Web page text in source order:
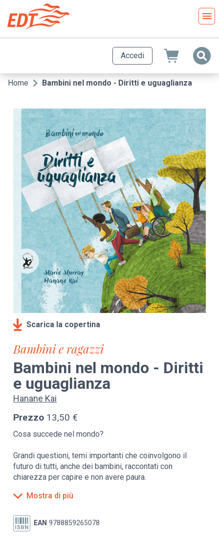
contenuto
principale
Accedi
Briciole
pane
Home Bambini nel mondo - Diritti e uguaglianza
Scarica la copertina
Bambini e ragazzi
Bambini nel mondo - Diritti
e uguaglianza
Hanane Kai
Prezzo 13,50 €
Cosa succede nel mondo?
Grandi questioni, temi importanti che coinvolgono il
futuro di tutti, anche dei bambini, raccontati con
chiarezza per capire e non avere paura.
C’è differenza tra cosa desideriamo e ciò di cui
diritti a permetterci di ottenere ciò che ci serve per
vivere bene, garantendo uguaglianza e pari opportunità,
Mostra di più
EAN 9788859265078